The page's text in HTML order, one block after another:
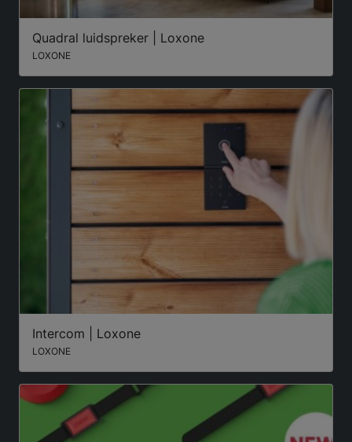
Quadral luidspreker | Loxone
LOXONE
Intercom | Loxone
LOXONE